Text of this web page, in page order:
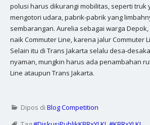
polusi harus dikurangi mobilitas, seperti truk
mengotori udara, pabrik-pabrik yang
sembarangan. Aurelia sebagai warga
naik Commuter Line, karena jalur Commuter
Selain itu di Trans Jakarta selalu desa-
nyaman, mungkin harus ada penambahan
Line ataupun Trans Jakarta.
Dipos di Blog Competition